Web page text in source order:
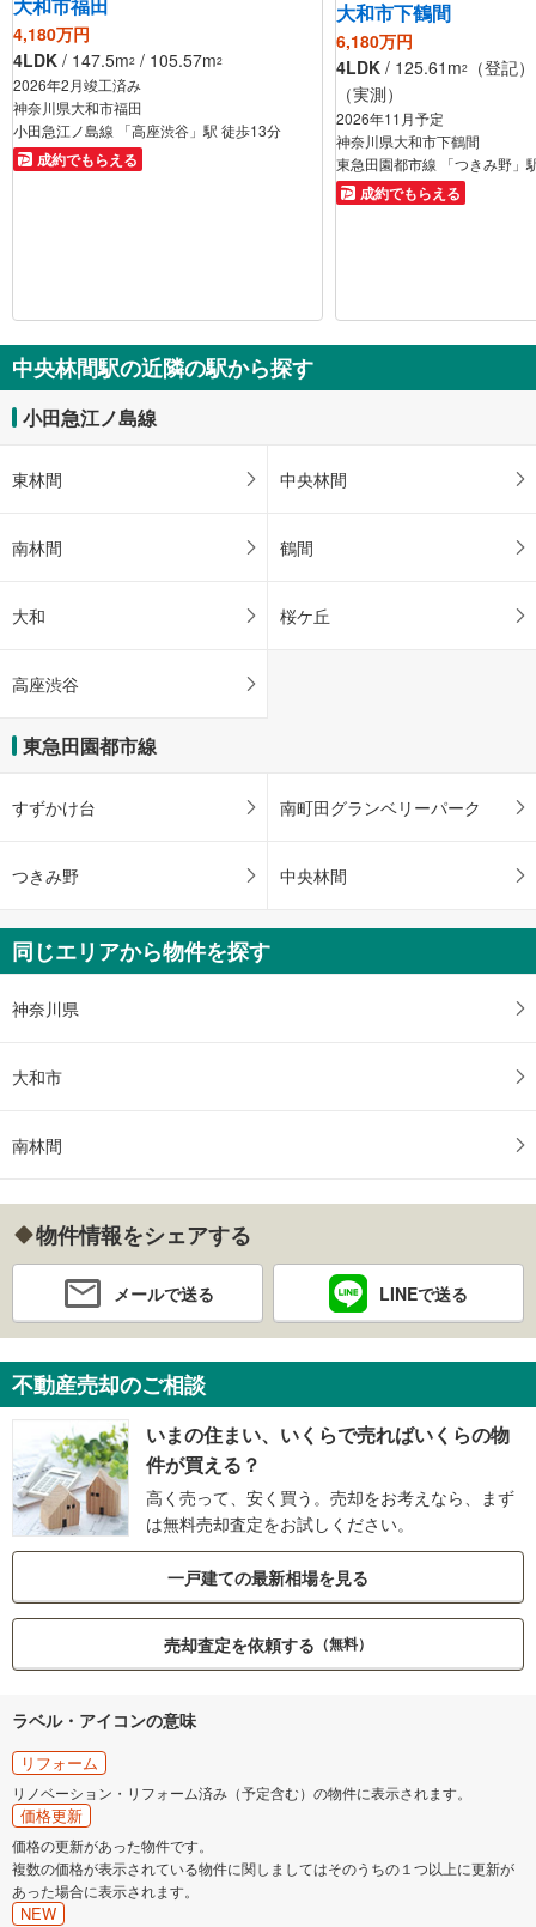
4,180万円
4LDK / 147.5m2 / 105.57m2
2026年2月竣工済み
神奈川県大和市福田
小田急江ノ島線 「高座渋谷」駅 徒歩13分
成約でもらえる
大和市下鶴間
6,180万円
4LDK / 125.61m2
（登記
（実測）
2026年11月予定
神奈川県大和市下鶴間
東急田園都市線 「つきみ野」
成約でもらえる
中央林間駅の近隣の駅から探す
小田急江ノ島線
東林間 中央林間
南林間 鶴間
大和 桜ケ丘
高座渋谷
東急田園都市線
すずかけ台 南町田グランベリーパーク
つきみ野 中央林間
同じエリアから物件を探す
神奈川県
大和市
南林間
物件情報をシェアする
メールで送る LINEで送る
不動産売却のご相談
いまの住まい、いくらで売ればいくらの物
件が買える？
高く売って、安く買う。売却をお考えなら、まず
は無料売却査定をお試しください。
一戸建ての最新相場を見る
売却査定を依頼する （無料）
ラベル・アイコンの意味
リフォーム
リノベーション・リフォーム済み（予定含む）の物件に表示されます。
価格更新
価格の更新があった物件です。
複数の価格が表示されている物件に関しましてはそのうちの１つ以上に更新が
あった場合に表示されます。
NEW